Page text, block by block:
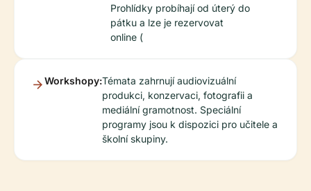
Prohlídky probíhají od úterý do
pátku a lze je rezervovat
online (
Workshopy:Témata zahrnují audiovizuální
produkci, konzervaci, fotografii a
mediální gramotnost. Speciální
programy jsou k dispozici pro učitele a
školní skupiny.